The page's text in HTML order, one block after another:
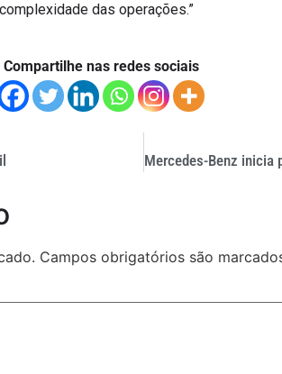
das operações.”
Compartilhe nas redes sociais
Campos obrigatórios são